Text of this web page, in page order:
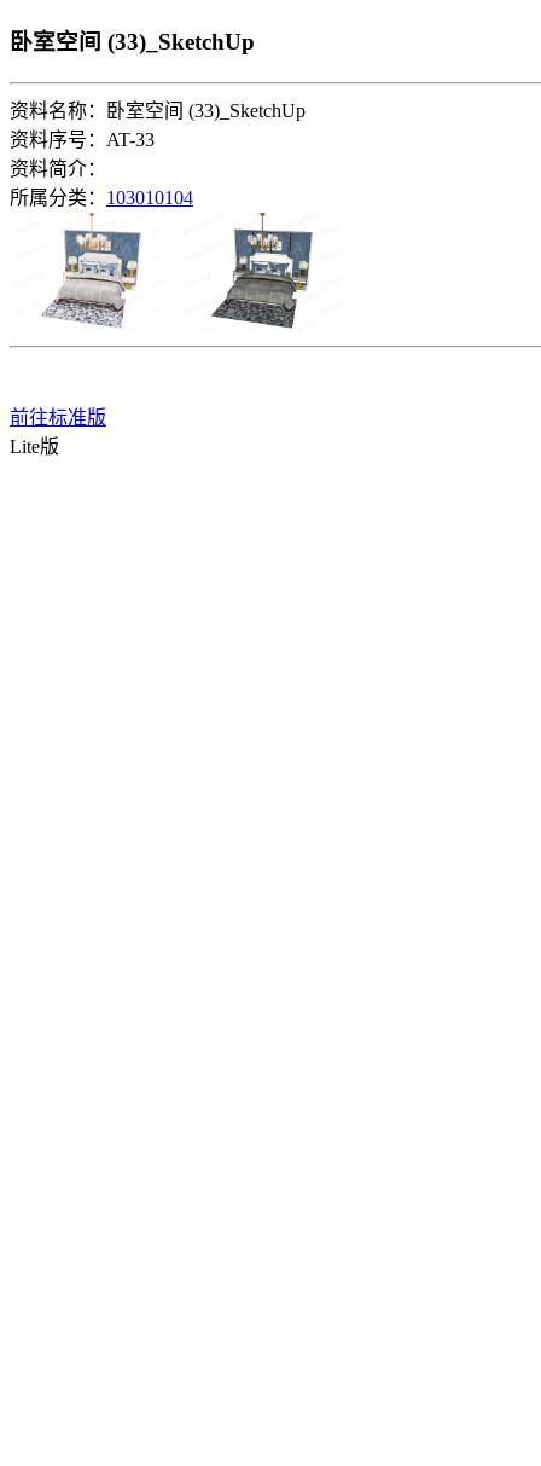
卧室空间 (33)_SketchUp
资料名称：卧室空间 (33)_SketchUp
资料序号：AT-33
资料简介：
所属分类： 103010104
前往标准版
Lite版